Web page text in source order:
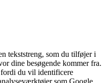
tekststreng, som du tilføjer i
dine besøgende kommer fra.
du vil identificere